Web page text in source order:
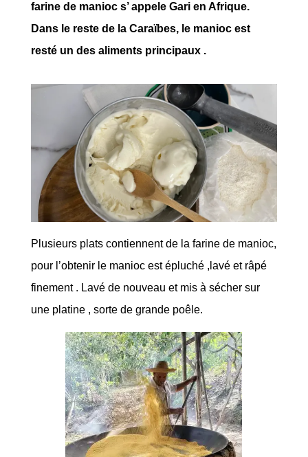
farine de manioc s’ appele Gari en Afrique.
Dans le reste de la Caraïbes, le manioc est
resté un des aliments principaux .
Plusieurs plats contiennent de la farine de manioc,
pour l’obtenir le manioc est épluché ,lavé et râpé
finement . Lavé de nouveau et mis à sécher sur
une platine , sorte de grande poêle.